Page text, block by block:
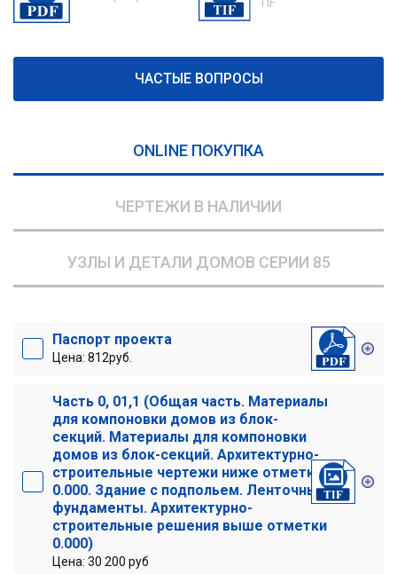
ЧАСТЫЕ ВОПРОСЫ
ONLINE ПОКУПКА
ЧЕРТЕЖИ В НАЛИЧИИ
УЗЛЫ И ДЕТАЛИ ДОМОВ СЕРИИ 85
Паспорт проекта
Цена: 812руб.
Часть 0, 01,1 (Общая часть. Материалы
для компоновки домов из блок-
секций. Материалы для компоновки
домов из блок-секций. Архитектурно-
строительные чертежи ниже отметки
0.000. Здание с подпольем. Ленточные
фундаменты. Архитектурно-
строительные решения выше отметки
0.000)
Цена: 30 200 руб